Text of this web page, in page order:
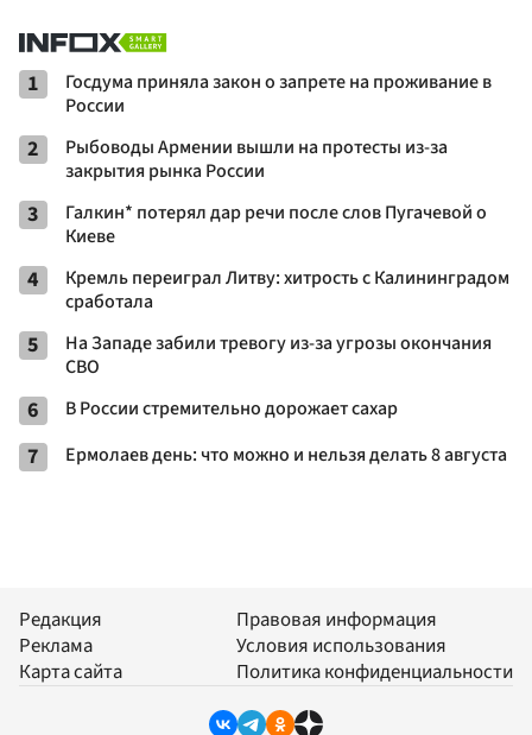
1
Госдума приняла закон о запрете на проживание в
России
2
Рыбоводы Армении вышли на протесты из-за
закрытия рынка России
3
Галкин* потерял дар речи после слов Пугачевой о
Киеве
4
Кремль переиграл Литву: хитрость с Калининградом
сработала
5
На Западе забили тревогу из-за угрозы окончания
СВО
6 В России стремительно дорожает сахар
7 Ермолаев день: что можно и нельзя делать 8 августа
Редакция
Реклама
Карта сайта
Правовая информация
Условия использования
Политика конфиденциальности